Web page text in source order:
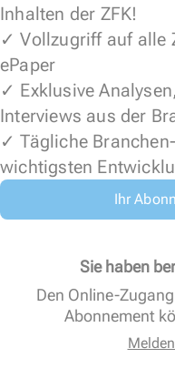
Inhalten der ZFK!
✓ Vollzugriff auf alle
ePaper
✓ Exklusive
Interviews aus der
✓ Tägliche
wichtigsten
Ihr
Sie haben
Den Online-
Abonnement